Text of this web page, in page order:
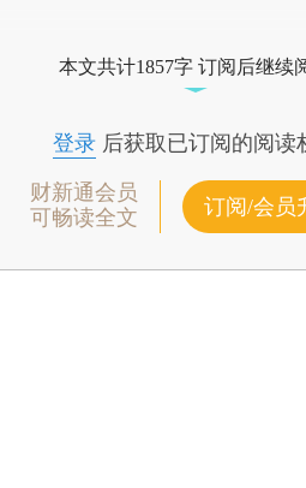
本文共计1857字 订阅后继续
登录后获取已订阅的阅读
财新通会员
可畅读全文
订阅/会员